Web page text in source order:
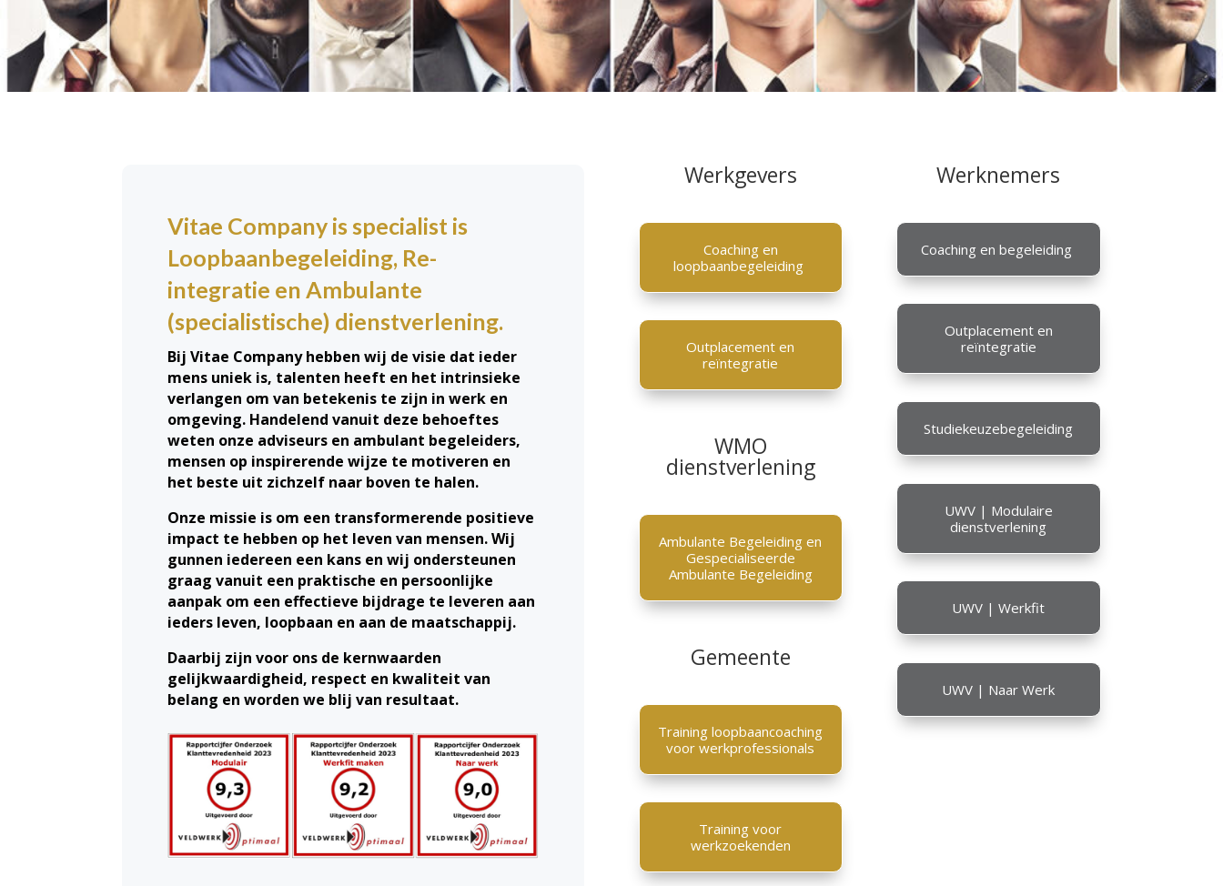
Vitae Company is specialist is
Loopbaanbegeleiding, Re-
integratie en Ambulante
(specialistische) dienstverlening.
Bij Vitae Company hebben wij de visie dat ieder
mens uniek is, talenten heeft en het intrinsieke
verlangen om van betekenis te zijn in werk en
omgeving. Handelend vanuit deze behoeftes
weten onze adviseurs en ambulant begeleiders,
mensen op inspirerende wijze te motiveren en
het beste uit zichzelf naar boven te halen.
Onze missie is om een transformerende positieve
impact te hebben op het leven van mensen. Wij
gunnen iedereen een kans en wij ondersteunen
graag vanuit een praktische en persoonlijke
aanpak om een effectieve bijdrage te leveren aan
ieders leven, loopbaan en aan de maatschappij.
Daarbij zijn voor ons de kernwaarden
gelijkwaardigheid, respect en kwaliteit van
belang en worden we blij van resultaat.
Werkgevers
Coaching en
loopbaanbegeleiding
Outplacement en
reïntegratie
WMO
dienstverlening
Ambulante Begeleiding en
Gespecialiseerde
Ambulante Begeleiding
Gemeente
Training loopbaancoaching
voor werkprofessionals
Training voor
werkzoekenden
Werknemers
Coaching en begeleiding
Outplacement en
reïntegratie
Studiekeuzebegeleiding
UWV | Modulaire
dienstverlening
UWV | Werkfit
UWV | Naar Werk